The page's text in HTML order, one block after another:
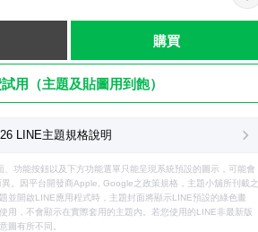
購買
用（主題及貼圖用到飽）
LINE主題規格說明
功能按鈕以及下方功能選單只能呈現系統預設的圖示，可能會
。因平台開發商Apple, Google之政策規格，主題小舖所刊載之
並開啟LINE應用程式時，主題封面將顯示LINE預設的綠色畫
用，不會顯示在實際套用的主題內。若您使用的LINE非最新版
圖有所不同。